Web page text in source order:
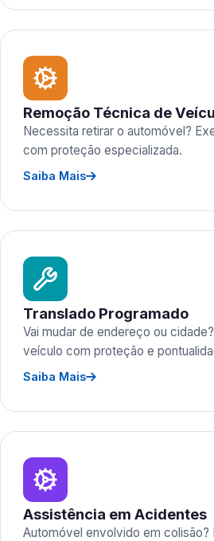
Remoção Técnica de
Necessita retirar o automóvel?
com proteção especializada.
Saiba Mais
Translado Programado
Vai mudar de endereço ou
veículo com proteção e
Saiba Mais
Assistência em Acidentes
Automóvel envolvido em colisão?